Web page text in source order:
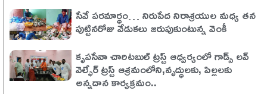
సేవే పరమార్ధం… నిరుపేద నిరాశ్రయుల మధ్య తన
పుట్టినరోజు వేడుకలు జరుపుకుంటున్న వెంకీ
కృపసేవా చారిటబుల్ ట్రస్ట్ ఆధ్వర్యంలో గాడ్స్ లవ్
వెల్ఫేర్ ట్రస్ట్ ఆశ్రమంలోని,వృద్ధులకు, పిల్లలకు
అన్నదాన కార్యక్రమం..